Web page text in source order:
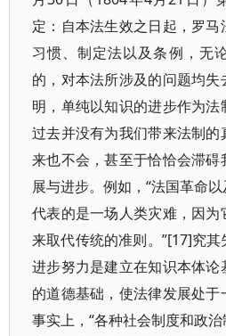
定：自本法生效之日起，罗
习惯、制定法以及条例，无
的，对本法所涉及的问题均
明，单纯以知识的进步作为
过去并没有为我们带来法制
来也不会，甚至于恰恰会滞
展与进步。例如，“法国革命
代表的是一场人类灾难，因
来取代传统的准则。”[17]究
进步努力是建立在知识本体
的道德基础，使法律发展处于
事实上，“各种社会制度和政治